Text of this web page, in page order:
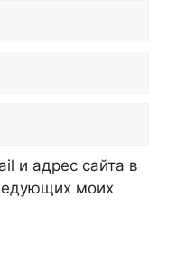
и адрес сайта в
моих